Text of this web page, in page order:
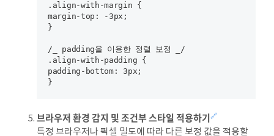
.align-with-margin {
margin-top: -3px;
}
/_ padding을 이용한 정렬 보정 _/
.align-with-padding {
padding-bottom: 3px;
브라우저 환경 감지 및 조건부 스타일 적용하기🔗
특정 브라우저나 픽셀 밀도에 따라 다른 보정 값을 적용할